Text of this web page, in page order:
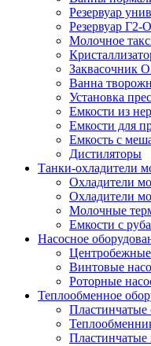
Резервуар
Резервуар
Молочное
Заквасочник
Ванна
Установка
Емкости из
Емкости для
Емкость с
Дистиляторы
Танки-охладители
Охладители
Охладители
Молочные
Емкости с
Насосное
Винтовые
Роторные
Теплообменное
Пластинчатые
Пластинчатые